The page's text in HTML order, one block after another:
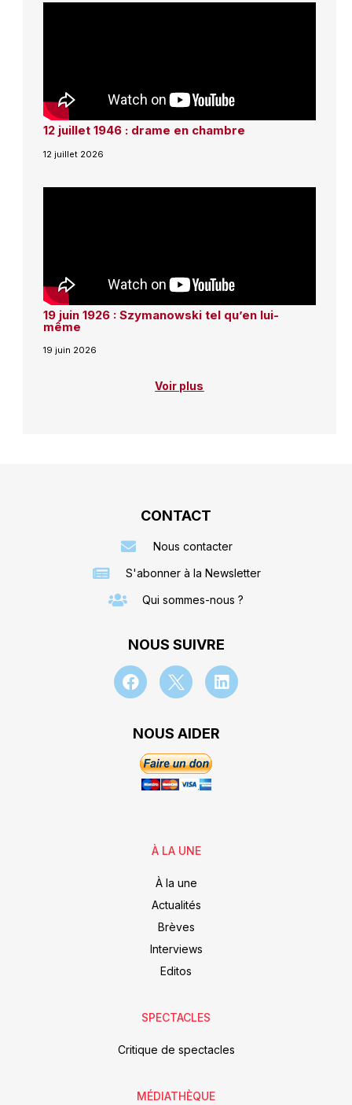
12 juillet 1946 : drame en chambre
12 juillet 2026
19 juin 1926 : Szymanowski tel qu’en lui-
même
19 juin 2026
Voir plus
CONTACT
Nous contacter
S'abonner à la Newsletter
Qui sommes-nous ?
NOUS SUIVRE
NOUS AIDER
À LA UNE
À la une
Actualités
Brèves
Interviews
Editos
SPECTACLES
Critique de spectacles
MÉDIATHÈQUE